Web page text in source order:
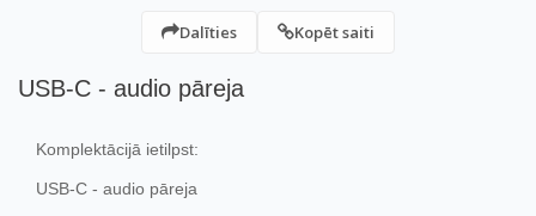
Dalīties Kopēt saiti
USB-C - audio pāreja
Komplektācijā ietilpst:
USB-C - audio pāreja